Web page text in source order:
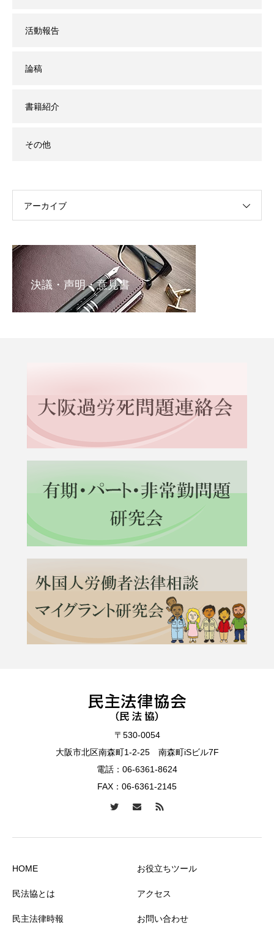
活動報告
論稿
書籍紹介
その他
アーカイブ
決議・声明・意見書
〒530-0054
大阪市北区南森町1-2-25 南森町iSビル7F
電話： 06-6361-8624
FAX：06-6361-2145
HOME
民法協とは
民主法律時報
お役立ちツール
アクセス
お問い合わせ